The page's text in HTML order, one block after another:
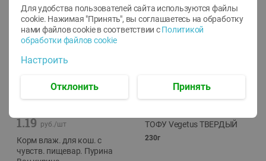
1.19 руб./шт
Корм влаж. для кош. с
чувств. пищевар. Пурина
ТОФУ Vegetus ТВЕРДЫЙ
230г
Для удобства пользователей сайта используются файлы
cookie. Нажимая "Принять", вы соглашаетесь на обработку
нами файлов cookie в соответствии с Политикой
обработки файлов cookie
Настроить
Отклонить Принять